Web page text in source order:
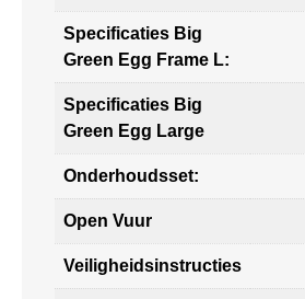
Specificaties Big
Green Egg Frame L:
Specificaties Big
Green Egg Large
Onderhoudsset:
Open Vuur
Veiligheidsinstructies